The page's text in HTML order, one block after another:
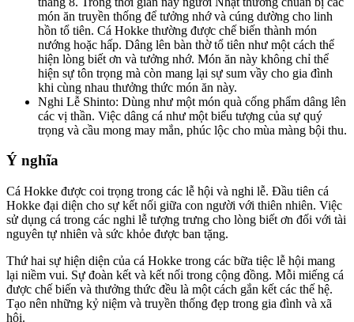
món ăn truyền thống để tưởng nhớ và cúng dường cho linh
hồn tổ tiên. Cá Hokke thường được chế biến thành món
nướng hoặc hấp. Dâng lên bàn thờ tổ tiên như một cách thể
hiện lòng biết ơn và tưởng nhớ. Món ăn này không chỉ thể
hiện sự tôn trọng mà còn mang lại sự sum vầy cho gia đình
khi cùng nhau thưởng thức món ăn này.
Nghi Lễ Shinto: Dùng như một món quà cống phẩm dâng lên
các vị thần. Việc dâng cá như một biểu tượng của sự quý
trọng và cầu mong may mắn, phúc lộc cho mùa màng bội thu.
Ý nghĩa
Cá Hokke được coi trọng trong các lễ hội và nghi lễ. Đầu tiên cá
Hokke đại diện cho sự kết nối giữa con người với thiên nhiên. Việc
sử dụng cá trong các nghi lễ tượng trưng cho lòng biết ơn đối với tài
nguyên tự nhiên và sức khỏe được ban tặng.
Thứ hai sự hiện diện của cá Hokke trong các bữa tiệc lễ hội mang
lại niềm vui. Sự đoàn kết và kết nối trong cộng đồng. Mỗi miếng cá
được chế biến và thưởng thức đều là một cách gắn kết các thế hệ.
Tạo nên những kỷ niệm và truyền thống đẹp trong gia đình và xã
hội.